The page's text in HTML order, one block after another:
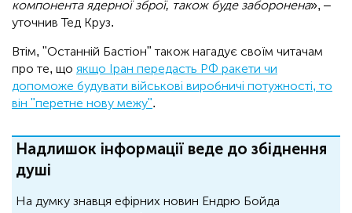
компонента ядерної зброї, також буде заборонена», –
уточнив Тед Круз.
Втім, "Останній Бастіон" також нагадує своїм читачам
про те, що якщо Іран передасть РФ ракети чи
допоможе будувати військові виробничі потужності, то
він "перетне нову межу".
Надлишок інформації веде до збіднення
душі
На думку знавця ефірних новин Ендрю Бойда